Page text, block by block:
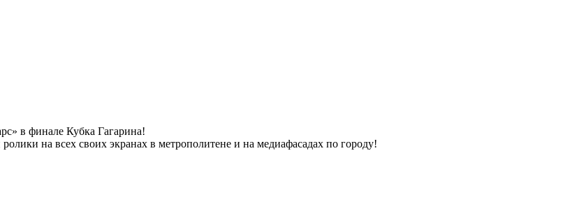
в финале Кубка Гагарина!
на всех своих экранах в метрополитене и на медиафасадах по городу!